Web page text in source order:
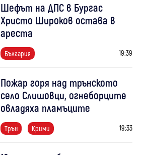
Шефът на ДПС в Бургас
Христо Широков остава в
ареста
България 19:39
Пожар горя над трънското
село Слишовци, огнеборците
овладяха пламъците
Трън Крими 19:33